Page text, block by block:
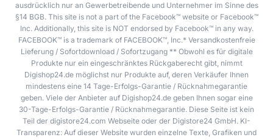
ausdrücklich nur an Gewerbetreibende und Unternehmer im Sinne des
§14 BGB. This site is not a part of the Facebook™ website or Facebook™
Inc. Additionally, this site is NOT endorsed by Facebook™ in any way.
FACEBOOK™ is a trademark of FACEBOOK™, Inc.* Versandkostenfreie
Lieferung / Sofortdownload / Sofortzugang ** Obwohl es für digitale
Produkte nur ein eingeschränktes Rückgaberecht gibt, nimmt
Digishop24.de möglichst nur Produkte auf, deren Verkäufer Ihnen
mindestens eine 14 Tage-Erfolgs-Garantie / Rücknahmegarantie
geben. Viele der Anbieter auf Digishop24.de geben Ihnen sogar eine
30-Tage-Erfolgs-Garantie / Rücknahmegarantie. Diese Seite ist kein
Teil der digistore24.com Webseite oder der Digistore24 GmbH. KI-
Transparenz: Auf dieser Website wurden einzelne Texte, Grafiken und